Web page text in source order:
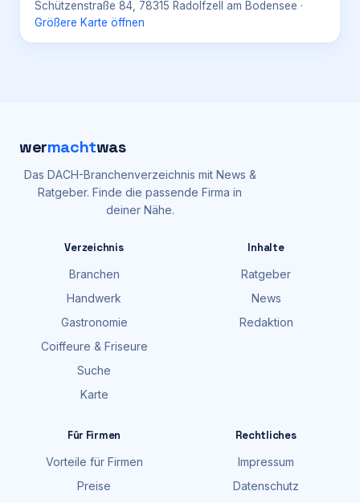
Schützenstraße 84, 78315 Radolfzell am Bodensee ·
Größere Karte öffnen
wermachtwas
Das DACH-Branchenverzeichnis mit News &
Ratgeber. Finde die passende Firma in
deiner Nähe.
Verzeichnis
Branchen
Handwerk
Gastronomie
Coiffeure & Friseure
Suche
Karte
Inhalte
Ratgeber
News
Redaktion
Für Firmen
Vorteile für Firmen
Preise
Rechtliches
Impressum
Datenschutz